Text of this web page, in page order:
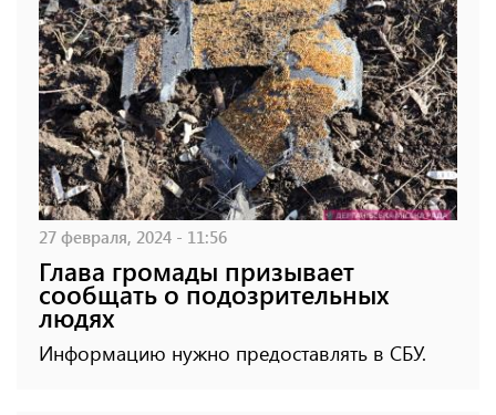
27 февраля, 2024 - 11:56
Глава громады призывает
сообщать о подозрительных
людях
Информацию нужно предоставлять в СБУ.